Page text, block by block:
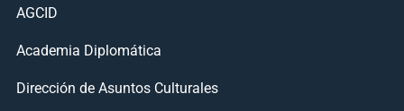
AGCID
Academia Diplomática
Dirección de Asuntos Culturales